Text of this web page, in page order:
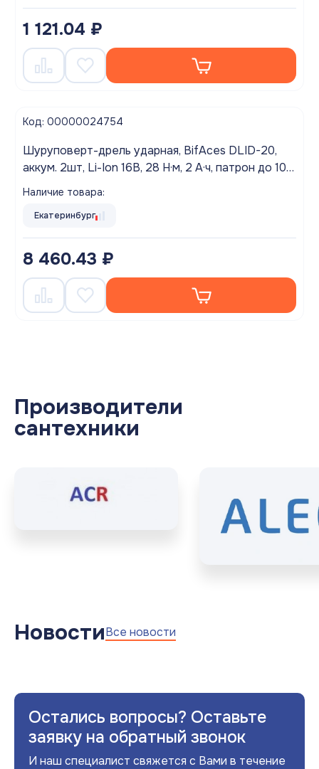
1 121.04 ₽
Код: 00000024754
Шуруповерт-дрель ударная, BifAces DLID-20,
аккум. 2шт, Li-Ion 16В, 28 Н·м, 2 А·ч, патрон до 10
мм.,1900 об/мин, 28500уд/мин.
Наличие товара:
Екатеринбург
8 460.43 ₽
Производители
сантехники
НовостиВсе новости
Остались вопросы? Оставьте
заявку на обратный звонок
И наш специалист свяжется с Вами в течение